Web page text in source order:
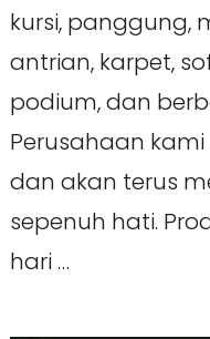
kursi, panggung,
antrian, karpet,
podium, dan
Perusahaan kami
dan akan terus
sepenuh hati.
hari …